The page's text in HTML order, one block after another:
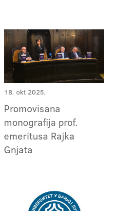
18. okt 2025.
Promovisana
monografija prof.
emeritusa Rajka
Gnjata